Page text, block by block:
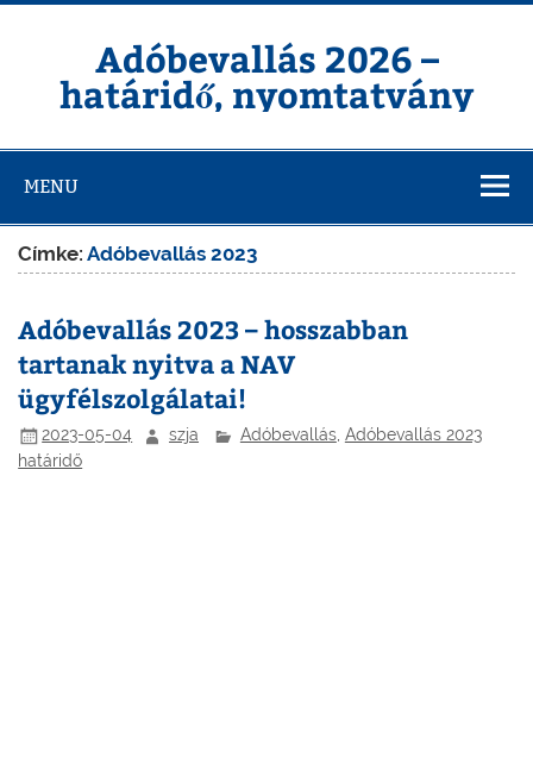
Skip
Adóbevallás 2026 –
határidő, nyomtatvány
MENU
Címke:Adóbevallás 2023
Adóbevallás 2023 – hosszabban
tartanak nyitva a NAV
ügyfélszolgálatai!
2023-05-04 szja Adóbevallás, Adóbevallás 2023
határidő